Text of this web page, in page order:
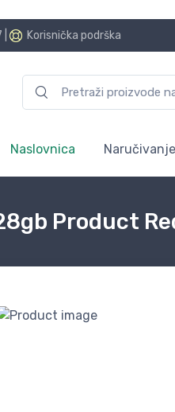
Korisnička podrška
Naslovnica Naručivanje
Product